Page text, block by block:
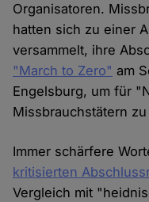
Organisatoren.
hatten sich zu einer
versammelt, ihre
"March to Zero" am
Engelsburg, um für
Missbrauchstätern
Immer schärfere
kritisierten
Vergleich mit